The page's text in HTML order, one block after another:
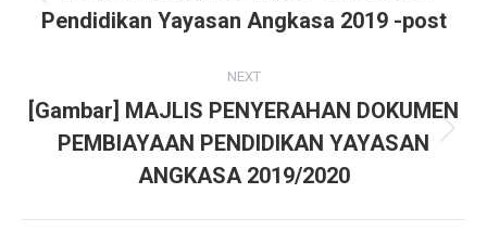
post:
Pendidikan Yayasan Angkasa 2019 -post
NEXT
Next
post:
[Gambar] MAJLIS PENYERAHAN DOKUMEN
PEMBIAYAAN PENDIDIKAN YAYASAN
ANGKASA 2019/2020